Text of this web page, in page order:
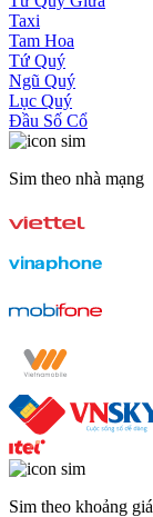
Taxi
Tam Hoa
Tứ Quý
Ngũ Quý
Lục Quý
Đầu Số Cổ
Sim theo nhà mạng
Sim theo khoảng giá